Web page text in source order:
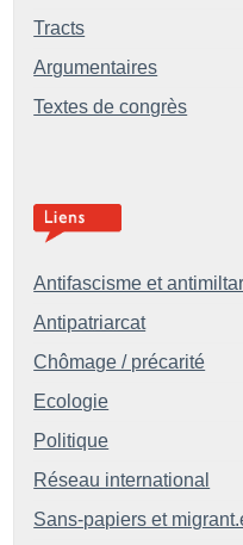
Tracts
Argumentaires
Textes de congrès
Antifascisme et
Antipatriarcat
Chômage / précarité
Ecologie
Politique
Réseau international
Sans-papiers et